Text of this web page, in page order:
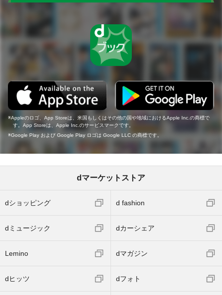
Appleのロゴ、App Storeは、米国もしくはその他の国や地域におけるApple Inc.の商標で
す。App Storeは、Apple Inc.のサービスマークです。
Google Play および Google Play ロゴは Google LLC の商標です。
dマーケットストア
dショッピング d fashion
dミュージック dカーシェア
Lemino dマガジン
dヒッツ dフォト